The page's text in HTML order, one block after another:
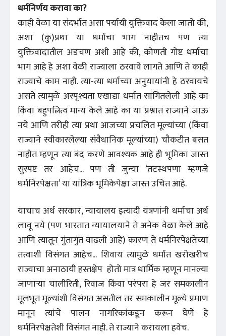
धर्मनिर्णय करावा का?
काही वेळा या संदर्भात असा पर्यायी युक्तिवाद केला जातो की,
अशा (कु)प्रथा या धर्माचा भाग नाहीतच पण त्या
युक्तिवादातील अडचण अशी आहे की, कोणती गोष्ट धर्माचा
भाग आहे हे अशा वेळी राज्याला ठरवावे लागते आणि ते काही
राज्याचे काम नाही. त्या-त्या धर्माच्या अनुयायांनी हे ठरवायचे
असते त्यामुळे अस्पृश्यता एखाद्या धर्मात सांगितलेली आहे का
किंवा बहुपत्नित्व मान्य केले आहे का या प्रश्नात राज्याने जाऊ
नये आणि तरीही त्या प्रथा आजच्या प्रचलित मूल्यांच्या (किंवा
राज्याने स्वीकारलेल्या संवैधानिक मूल्यांच्या) चौकटीत बसत
नाहीत म्हणून त्या बंद करणे आवश्यक आहे ही भूमिका जास्त
सुस्पष्ट तर आहेच... पण ती जुन्या ‘तटस्थपणा म्हणजे
धर्मनिरपेक्षता’ या यांत्रिक भूमिकेपेक्षा जास्त उचित आहे.
याचाच अर्थ सरकार, न्यायालय इत्यादी यंत्रणांनी धर्माचा अर्थ
लावू नये (पण भारतात न्यायालयाने ते अनेक वेळा केले आहे
आणि त्यातून गुंतागुंत वाढली आहे) कारण ते धर्मनिरपेक्षतेच्या
तत्त्वाशी विसंगत आहेच... शिवाय त्यामुळे धर्मात खरोखरीच
राज्याचा अनाठायी हस्तक्षेप होतो मात्र धार्मिक म्हणून मानल्या
जाणार्‍या चालीरिती, रिवाज किंवा परंपरा हे जर समकालीन
मूलभूत मूल्यांशी विसंगत असतील तर समकालीन मूल्ये प्रमाण
मानून त्यांचे पालन नागरिकांकडून करून घेणे हे
धर्मनिरपेक्षतेशी विसंगत नाही. ते राज्याने करायला हवेच.